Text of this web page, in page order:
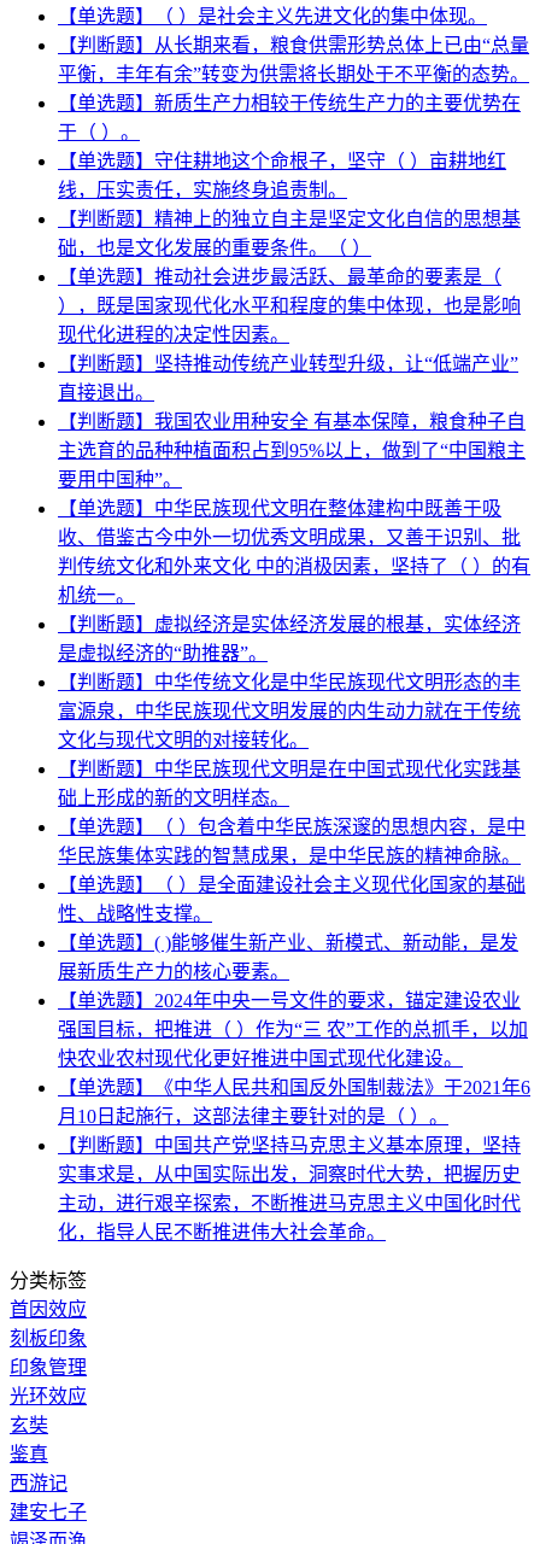
【单选题】（ ）是社会主义先进文化的集中体现。
【判断题】从长期来看，粮食供需形势总体上已由“总量
平衡，丰年有余”转变为供需将长期处于不平衡的态势。
【单选题】新质生产力相较于传统生产力的主要优势在
于（ ）。
【单选题】守住耕地这个命根子，坚守（ ）亩耕地红
线，压实责任，实施终身追责制。
【判断题】精神上的独立自主是坚定文化自信的思想基
础，也是文化发展的重要条件。（ ）
【单选题】推动社会进步最活跃、最革命的要素是（
），既是国家现代化水平和程度的集中体现，也是影响
现代化进程的决定性因素。
【判断题】坚持推动传统产业转型升级，让“低端产业”
直接退出。
【判断题】我国农业用种安全 有基本保障，粮食种子自
主选育的品种种植面积占到95%以上，做到了“中国粮主
要用中国种”。
【单选题】中华民族现代文明在整体建构中既善于吸
收、借鉴古今中外一切优秀文明成果，又善于识别、批
判传统文化和外来文化 中的消极因素，坚持了（ ）的有
机统一。
【判断题】虚拟经济是实体经济发展的根基，实体经济
是虚拟经济的“助推器”。
【判断题】中华传统文化是中华民族现代文明形态的丰
富源泉，中华民族现代文明发展的内生动力就在于传统
文化与现代文明的对接转化。
【判断题】中华民族现代文明是在中国式现代化实践基
础上形成的新的文明样态。
【单选题】（ ）包含着中华民族深邃的思想内容，是中
华民族集体实践的智慧成果，是中华民族的精神命脉。
【单选题】（ ）是全面建设社会主义现代化国家的基础
性、战略性支撑。
【单选题】( )能够催生新产业、新模式、新动能，是发
展新质生产力的核心要素。
【单选题】2024年中央一号文件的要求，锚定建设农业
强国目标，把推进（ ）作为“三 农”工作的总抓手，以加
快农业农村现代化更好推进中国式现代化建设。
【单选题】《中华人民共和国反外国制裁法》于2021年6
月10日起施行，这部法律主要针对的是（ ）。
【判断题】中国共产党坚持马克思主义基本原理，坚持
实事求是，从中国实际出发，洞察时代大势，把握历史
主动，进行艰辛探索，不断推进马克思主义中国化时代
化，指导人民不断推进伟大社会革命。
分类标签
首因效应
刻板印象
印象管理
光环效应
玄奘
鉴真
西游记
建安七子